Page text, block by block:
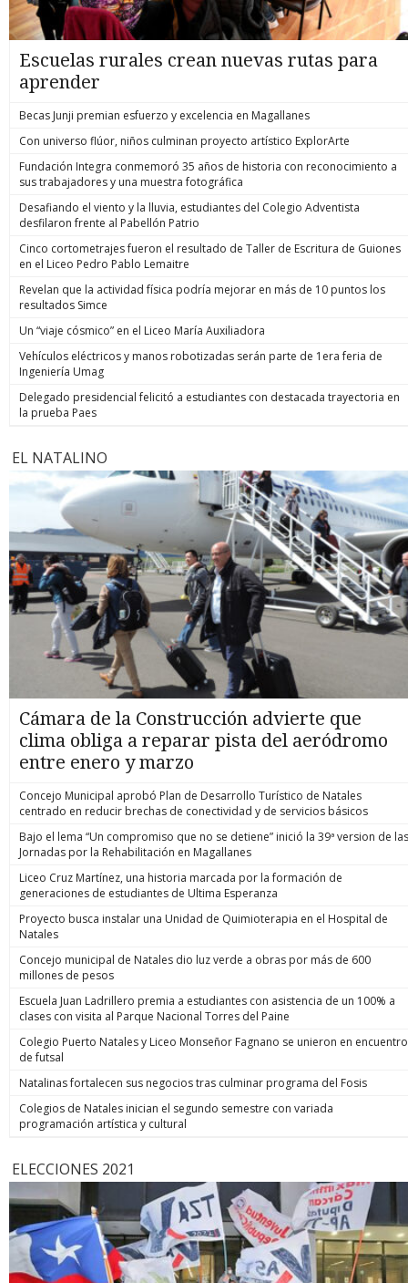
Escuelas rurales crean nuevas rutas para
aprender
Becas Junji premian esfuerzo y excelencia en Magallanes
Con universo flúor, niños culminan proyecto artístico ExplorArte
Fundación Integra conmemoró 35 años de historia con reconocimiento a
sus trabajadores y una muestra fotográfica
Desafiando el viento y la lluvia, estudiantes del Colegio Adventista
desfilaron frente al Pabellón Patrio
Cinco cortometrajes fueron el resultado de Taller de Escritura de Guiones
en el Liceo Pedro Pablo Lemaitre
Revelan que la actividad física podría mejorar en más de 10 puntos los
resultados Simce
Un “viaje cósmico” en el Liceo María Auxiliadora
Vehículos eléctricos y manos robotizadas serán parte de 1era feria de
Ingeniería Umag
Delegado presidencial felicitó a estudiantes con destacada trayectoria en
la prueba Paes
EL NATALINO
Cámara de la Construcción advierte que
clima obliga a reparar pista del aeródromo
entre enero y marzo
Concejo Municipal aprobó Plan de Desarrollo Turístico de Natales
centrado en reducir brechas de conectividad y de servicios básicos
Bajo el lema “Un compromiso que no se detiene” inició la 39ª version de las
Jornadas por la Rehabilitación en Magallanes
Liceo Cruz Martínez, una historia marcada por la formación de
generaciones de estudiantes de Ultima Esperanza
Proyecto busca instalar una Unidad de Quimioterapia en el Hospital de
Natales
Concejo municipal de Natales dio luz verde a obras por más de 600
millones de pesos
Escuela Juan Ladrillero premia a estudiantes con asistencia de un 100% a
clases con visita al Parque Nacional Torres del Paine
Colegio Puerto Natales y Liceo Monseñor Fagnano se unieron en encuentro
de futsal
Natalinas fortalecen sus negocios tras culminar programa del Fosis
Colegios de Natales inician el segundo semestre con variada
programación artística y cultural
ELECCIONES 2021